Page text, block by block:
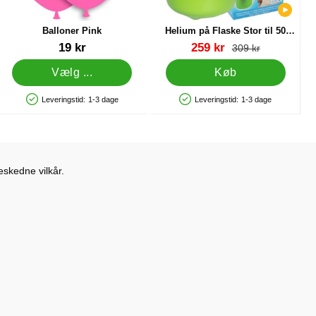
Balloner Pink
19 kr
Vælg ...
Produkttilgængelighed: På lager
Leveringstid: 1-3 dage
Helium på Flaske Stor til 50
Balloner (20-25 cm)
Varenr 13480
pris
259 kr pris
309 kr
Køb
Produkttilgængelighed: På lager
Leveringstid: 1-3 dage
vilkår.